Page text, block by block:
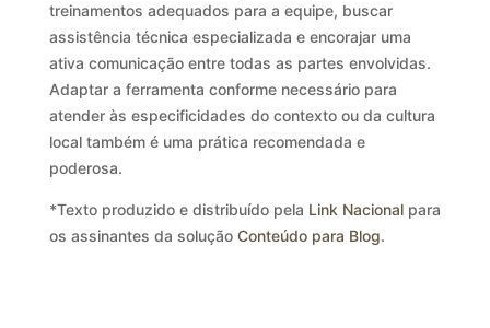
treinamentos adequados para a equipe, buscar
assistência técnica especializada e encorajar uma
ativa comunicação entre todas as partes envolvidas.
Adaptar a ferramenta conforme necessário para
atender às especificidades do contexto ou da cultura
local também é uma prática recomendada e
poderosa.
*Texto produzido e distribuído pela Link Nacionalpara
os assinantes da solução Conteúdo para Blog.